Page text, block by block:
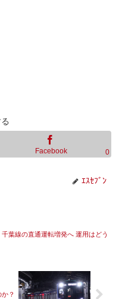
Facebook 0
ｴｽｾﾌﾞﾝ
葉線の直通運転増発へ 運用はどう
？